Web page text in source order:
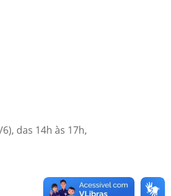
das 14h às 17h,